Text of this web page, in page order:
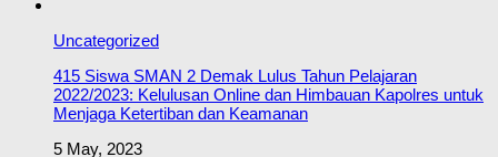
Uncategorized
415 Siswa SMAN 2 Demak Lulus Tahun Pelajaran
2022/2023: Kelulusan Online dan Himbauan Kapolres untuk
Menjaga Ketertiban dan Keamanan
5 May, 2023